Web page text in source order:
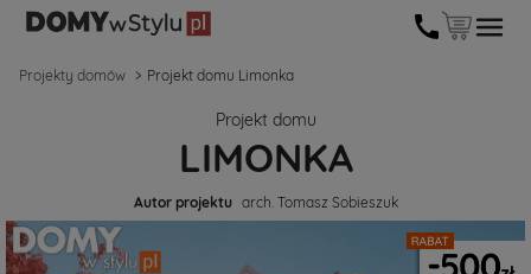
Projekty domów Projekt domu Limonka
Projekt domu
LIMONKA
Autor projektu arch. Tomasz Sobieszuk